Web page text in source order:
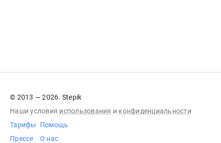
© 2013 — 2026. Stepik
Наши условия использования и конфиденциальности
Тарифы
Прессе
Помощь
О нас